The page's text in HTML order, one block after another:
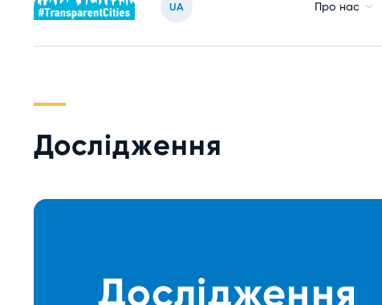
UA Про нас
Дослідження
Дослідження